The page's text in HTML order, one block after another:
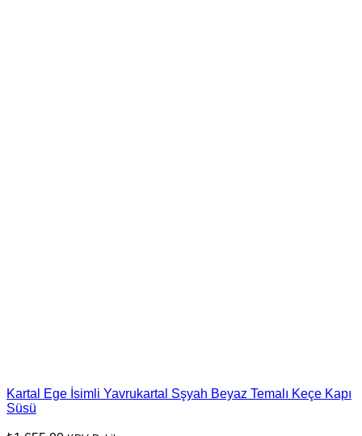
Kartal Ege İsimli Yavrukartal Sşyah Beyaz Temalı Keçe Kapı
Süsü